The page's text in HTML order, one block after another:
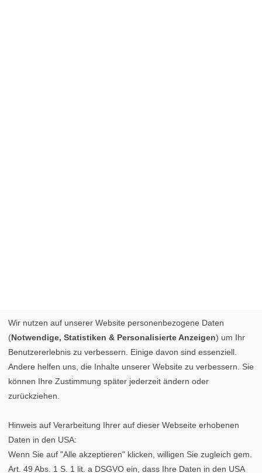
Wir nutzen auf unserer Website personenbezogene Daten
(Notwendige, Statistiken & Personalisierte Anzeigen) um Ihr
Benutzererlebnis zu verbessern. Einige davon sind essenziell.
Andere helfen uns, die Inhalte unserer Website zu verbessern. Sie
können Ihre Zustimmung später jederzeit ändern oder
zurückziehen.
Hinweis auf Verarbeitung Ihrer auf dieser Webseite erhobenen
Daten in den USA:
Wenn Sie auf "Alle akzeptieren" klicken, willigen Sie zugleich gem.
Art. 49 Abs. 1 S. 1 lit. a DSGVO ein, dass Ihre Daten in den USA